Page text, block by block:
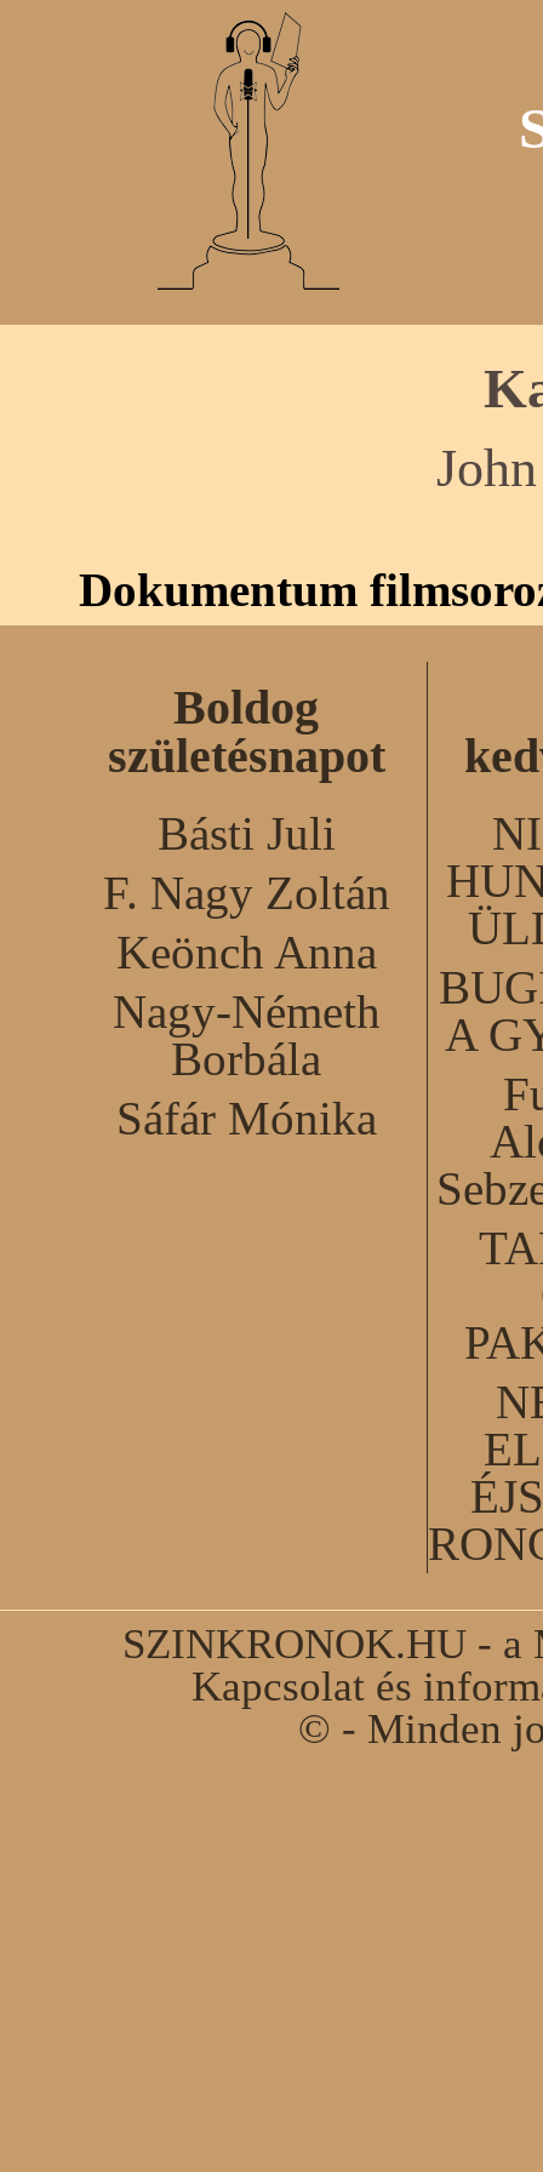
Dokumentum
Boldog
születésnapot
Básti Juli
F. Nagy Zoltán
Keönch Anna
Nagy-Németh
Borbála
Sáfár Mónika
A
SZINKRONOK.HU - a
Kapcsolat és
© - Minden